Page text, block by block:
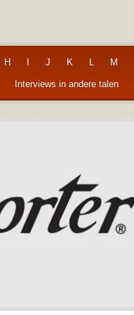
H J K L M
Interviews in andere talen